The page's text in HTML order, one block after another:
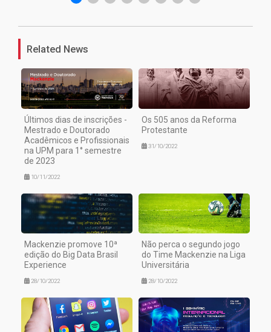
Related News
Últimos dias de inscrições -
Mestrado e Doutorado
Acadêmicos e Profissionais
na UPM para 1° semestre
de 2023
10/11/2022
Os 505 anos da Reforma
Protestante
31/10/2022
Mackenzie promove 10ª
edição do Big Data Brasil
Experience
28/10/2022
Não perca o segundo jogo
do Time Mackenzie na Liga
Universitária
28/10/2022